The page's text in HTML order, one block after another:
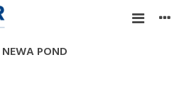
NEWA POND